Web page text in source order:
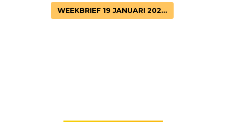
WEEKBRIEF 19 JANUARI 202...